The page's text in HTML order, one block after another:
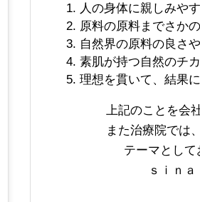
人の身体に親しみや
原料の原料までさか
自然界の原料の良さ
素肌が持つ自然のチ
理想を貫いて、結果
上記のことを会
また治療院では
テーマとして
ｓｉｎ